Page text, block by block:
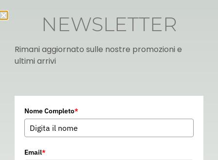
NEWSLETTER
Rimani aggiornato sulle nostre promozioni e
ultimi arrivi
Nome Completo*
Email*